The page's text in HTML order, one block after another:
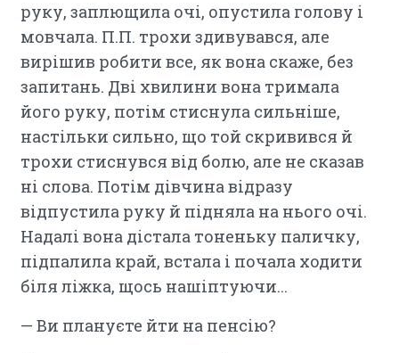
руку, заплющила очі, опустила голову і
мовчала. П.П. трохи здивувався, але
вирішив робити все, як вона скаже, без
запитань. Дві хвилини вона тримала
його руку, потім стиснула сильніше,
настільки сильно, що той скривився й
трохи стиснувся від болю, але не сказав
ні слова. Потім дівчина відразу
відпустила руку й підняла на нього очі.
Надалі вона дістала тоненьку паличку,
підпалила край, встала і почала ходити
біля ліжка, щось нашіптуючи...
— Ви плануєте йти на пенсію?